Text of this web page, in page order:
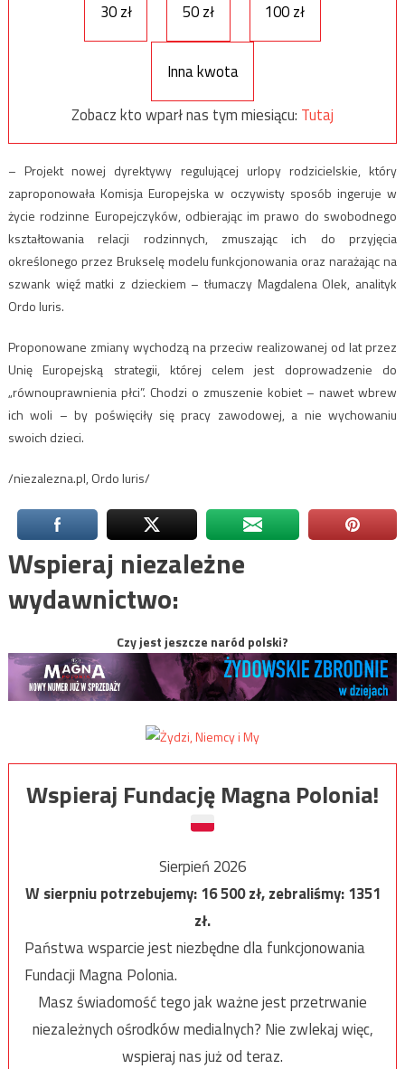
30 zł 50 zł 100 zł
Inna kwota
Zobacz kto wparł nas tym miesiącu: Tutaj
– Projekt nowej dyrektywy regulującej urlopy rodzicielskie, który
zaproponowała Komisja Europejska w oczywisty sposób ingeruje w
życie rodzinne Europejczyków, odbierając im prawo do swobodnego
kształtowania relacji rodzinnych, zmuszając ich do przyjęcia
określonego przez Brukselę modelu funkcjonowania oraz narażając na
szwank więź matki z dzieckiem – tłumaczy Magdalena Olek, analityk
Ordo Iuris.
Proponowane zmiany wychodzą na przeciw realizowanej od lat przez
Unię Europejską strategii, której celem jest doprowadzenie do
„równouprawnienia płci”. Chodzi o zmuszenie kobiet – nawet wbrew
ich woli – by poświęciły się pracy zawodowej, a nie wychowaniu
swoich dzieci.
/niezalezna.pl, Ordo Iuris/
Wspieraj niezależne
wydawnictwo:
Czy jest jeszcze naród polski?
Wspieraj Fundację Magna Polonia!
Sierpień 2026
W sierpniu potrzebujemy:16 500zł, zebraliśmy:1351
zł.
Państwa wsparcie jest niezbędne dla funkcjonowania
Fundacji Magna Polonia.
Masz świadomość tego jak ważne jest przetrwanie
niezależnych ośrodków medialnych? Nie zwlekaj więc,
wspieraj nas już od teraz.